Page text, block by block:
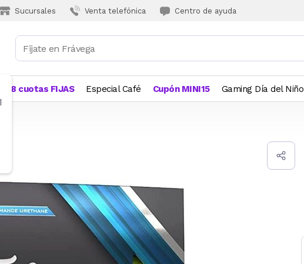
Sucursales Venta telefónica Centro de ayuda
18 cuotas FIJAS Especial Café Cupón MINI15 Gaming Día del Niño